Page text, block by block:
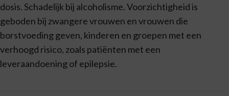
dosis. Schadelijk bij alcoholisme. Voorzichtigheid is
geboden bij zwangere vrouwen en vrouwen die
borstvoeding geven, kinderen en groepen met een
verhoogd risico, zoals patiënten met een
leveraandoening of epilepsie.